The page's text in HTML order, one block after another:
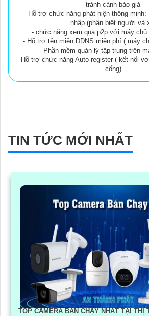
tránh cảnh báo giả
- Hỗ trợ chức năng phát hiện thông minh:
nhập (phân biệt người và
- chức năng xem qua p2p với máy chủ
- Hõ trợ tên miền DDNS miến phí ( máy
- Phần mềm quản lý tập trung trên
- Hỗ trợ chức năng Auto register ( kết nối
cổng)
TIN TỨC MỚI NHẤT
TOP CAMERA BÁN CHẠY NHẤT TẠI THỊ